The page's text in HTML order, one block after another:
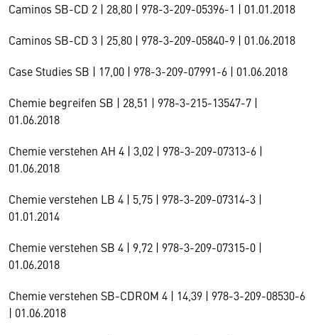
Caminos SB-CD 2 | 28,80 | 978-3-209-05396-1 | 01.01.2018
Caminos SB-CD 3 | 25,80 | 978-3-209-05840-9 | 01.06.2018
Case Studies SB | 17,00 | 978-3-209-07991-6 | 01.06.2018
Chemie begreifen SB | 28,51 | 978-3-215-13547-7 |
01.06.2018
Chemie verstehen AH 4 | 3,02 | 978-3-209-07313-6 |
01.06.2018
Chemie verstehen LB 4 | 5,75 | 978-3-209-07314-3 |
01.01.2014
Chemie verstehen SB 4 | 9,72 | 978-3-209-07315-0 |
01.06.2018
Chemie verstehen SB-CDROM 4 | 14,39 | 978-3-209-08530-6
| 01.06.2018